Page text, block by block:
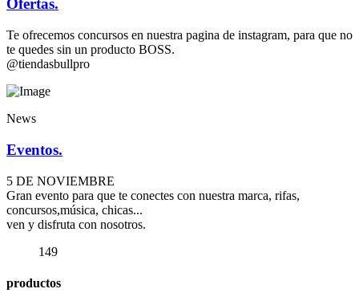
Ofertas.
Te ofrecemos concursos en nuestra pagina de instagram, para que no
te quedes sin un producto BOSS.
@tiendasbullpro
News
Eventos.
5 DE NOVIEMBRE
Gran evento para que te conectes con nuestra marca, rifas,
concursos,música, chicas...
ven y disfruta con nosotros.
149
productos